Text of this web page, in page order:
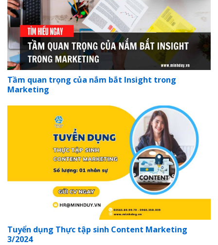
Tầm quan trọng của nắm bắt Insight trong
Marketing
Tuyển dụng Thực tập sinh Content Marketing
3/2024